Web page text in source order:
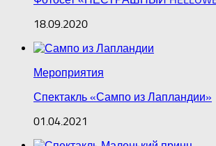
18.09.2020
Мероприятия
Спектакль «Сампо из Лапландии»
01.04.2021